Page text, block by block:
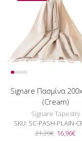
Signare Πασμίνα
(Cream)
Signare Tapestry
SKU: SC-PASH-PLAIN-
21,20€ Original
16,96€Η